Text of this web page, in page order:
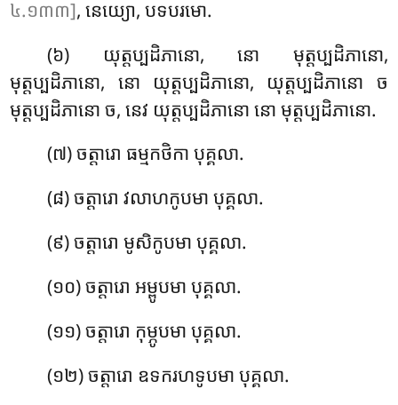
៤.១៣៣], នេយ្យោ, បទបរមោ.
(៦) យុត្តប្បដិភានោ, នោ មុត្តប្បដិភានោ,
មុត្តប្បដិភានោ, នោ យុត្តប្បដិភានោ, យុត្តប្បដិភានោ ច
មុត្តប្បដិភានោ ច, នេវ យុត្តប្បដិភានោ នោ មុត្តប្បដិភានោ.
(៧) ចត្តារោ ធម្មកថិកា បុគ្គលា.
(៨) ចត្តារោ វលាហកូបមា បុគ្គលា.
(៩) ចត្តារោ មូសិកូបមា បុគ្គលា.
(១០) ចត្តារោអម្ពូបមា បុគ្គលា.
(១១) ចត្តារោ កុម្ភូបមា បុគ្គលា.
(១២) ចត្តារោ ឧទករហទូបមា បុគ្គលា.